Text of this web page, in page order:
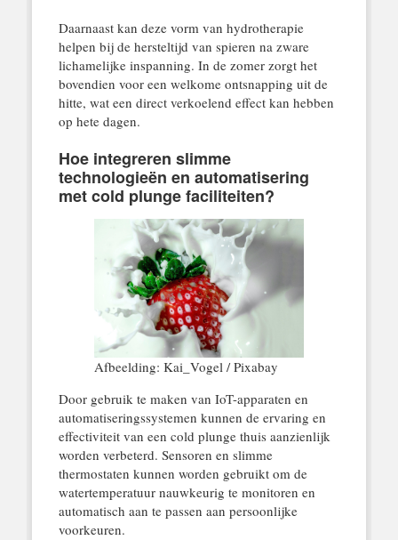
Daarnaast kan deze vorm van hydrotherapie
helpen bij de hersteltijd van spieren na zware
lichamelijke inspanning. In de zomer zorgt het
bovendien voor een welkome ontsnapping uit de
hitte, wat een direct verkoelend effect kan hebben
op hete dagen.
Hoe integreren slimme
technologieën en automatisering
met cold plunge faciliteiten?
Afbeelding: Kai_Vogel / Pixabay
Door gebruik te maken van IoT-apparaten en
automatiseringssystemen kunnen de ervaring en
effectiviteit van een cold plunge thuis aanzienlijk
worden verbeterd. Sensoren en slimme
thermostaten kunnen worden gebruikt om de
watertemperatuur nauwkeurig te monitoren en
automatisch aan te passen aan persoonlijke
voorkeuren.